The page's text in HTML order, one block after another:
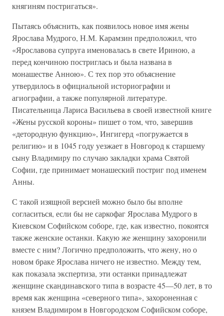
княгиням постригаться».
Пытаясь объяснить, как появилось новое имя жены
Ярослава Мудрого, Н.М. Карамзин предположил, что
«Ярославова супруга именовалась в свете Ириною, а
перед кончиною постриглась и была названа в
монашестве Анною». С тех пор это объяснение
утвердилось в официальной историографии и
агиографии, а также популярной литературе.
Писательница Лариса Васильева в своей известной книге
«Жены русской короны» пишет о том, что, завершив
«детородную функцию», Ингигерд «погружается в
религию» и в 1045 году уезжает в Новгород к старшему
сыну Владимиру по случаю закладки храма Святой
Софии, где принимает монашеский постриг под именем
Анны.
С такой изящной версией можно было бы вполне
согласиться, если бы не саркофаг Ярослава Мудрого в
Киевском Софийском соборе, где, как известно, покоятся
также женские останки. Какую же женщину захоронили
вместе с ним? Логично предположить, что жену, но о
новом браке Ярослава ничего не известно. Между тем,
как показала экспертиза, эти останки принадлежат
женщине скандинавского типа в возрасте 45—50 лет, в то
время как женщина «северного типа», захороненная с
князем Владимиром в Новгородском Софийском соборе,